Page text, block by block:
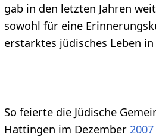
gab in den letzten Jahren
sowohl für eine
erstarktes jüdisches Leben
So feierte die Jüdische
Hattingen im Dezember 2007